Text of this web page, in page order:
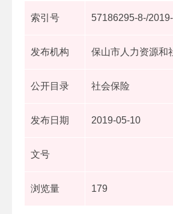
索引号 57186295-8-/
发布机构 保山市人力资源和
公开目录 社会保险
发布日期 2019-05-10
文号
浏览量 179